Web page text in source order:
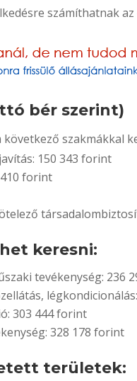
számíthatnak
bér szerint)
szakmákkal
150 343 forint
forint
keresni:
tevékenység: 236
303 444 forint
328 178 forint
területek: